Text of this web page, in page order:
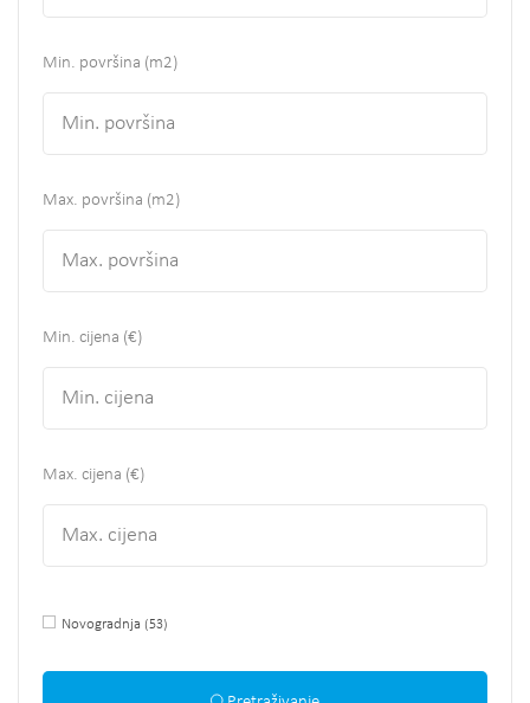
Min. površina (m2)
Max. površina (m2)
Min. cijena (€)
Max. cijena (€)
Novogradnja (53)